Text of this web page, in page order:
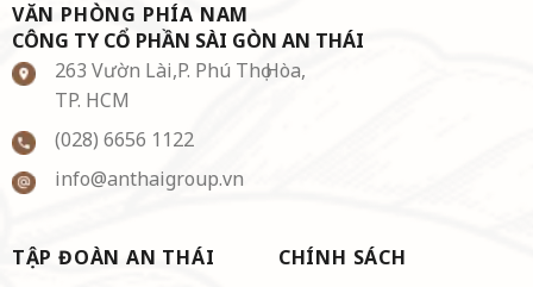
VĂN PHÒNG PHÍA NAM
CÔNG TY CỔ PHẦN SÀI GÒN AN THÁI
263 Vườn Lài,P. Phú Thọ Hòa,
TP. HCM
(028) 6656 1122
info@anthaigroup.vn
TẬP ĐOÀN AN THÁI
CHÍNH SÁCH